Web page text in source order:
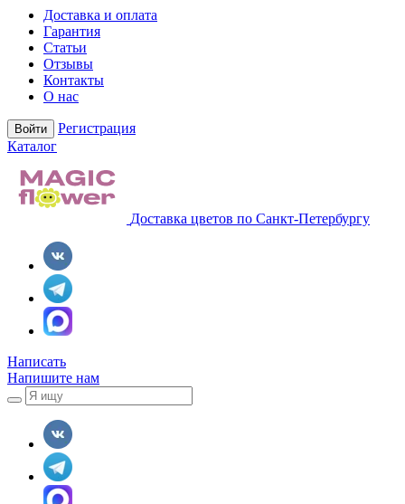
Доставка и оплата
Гарантия
Статьи
Отзывы
Контакты
О нас
Войти
Регистрация
Каталог
Доставка цветов по Санкт-Петербургу
Написать
Напишите нам